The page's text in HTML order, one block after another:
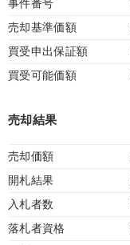
事件番号
売却基準価額
買受申出保証額
買受可能価額
売却結果
売却価額
開札結果
入札者数
落札者資格